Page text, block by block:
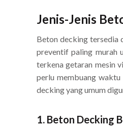
Jenis-Jenis
Beton decking tersedia
preventif paling murah
terkena getaran mesin
perlu membuang waktu
decking yang umum
1. Beton Decking